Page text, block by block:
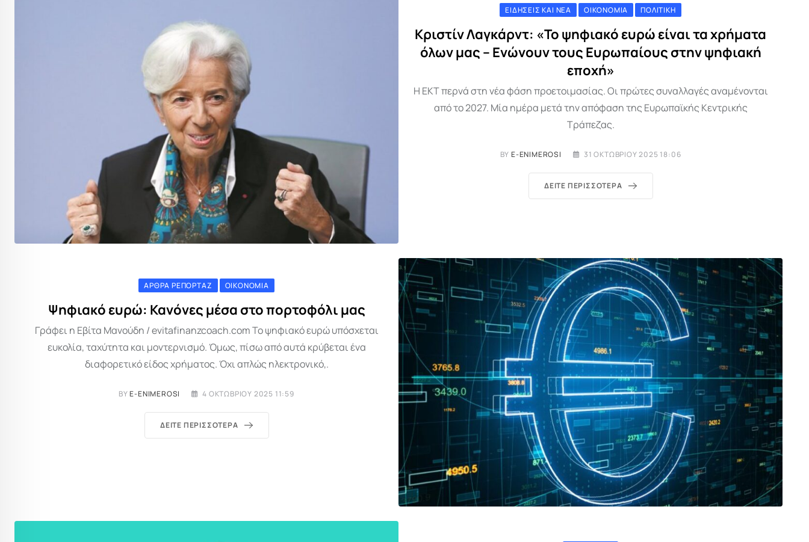
ΕΙΔΉΣΕΙΣ ΚΑΙ ΝΈΑ ΟΙΚΟΝΟΜΊΑ ΠΟΛΙΤΙΚΉ
Κριστίν Λαγκάρντ: «Το ψηφιακό ευρώ είναι τα χρήματα
όλων μας – Ενώνουν τους Ευρωπαίους στην ψηφιακή
εποχή»
Η ΕΚΤ περνά στη νέα φάση προετοιμασίας. Οι πρώτες συναλλαγές αναμένονται
από το 2027. Μία ημέρα μετά την απόφαση της Ευρωπαϊκής Κεντρικής
Τράπεζας.
BYE-ENIMEROSI 31 ΟΚΤΩΒΡΊΟΥ 2025 18:06
ΔΕΊΤΕ ΠΕΡΙΣΣΌΤΕΡΑ
ΆΡΘΡΑ ΡΕΠΟΡΤΆΖ ΟΙΚΟΝΟΜΊΑ
Ψηφιακό ευρώ: Κανόνες μέσα στο πορτοφόλι μας
Γράφει η Εβίτα Μανούδη / evitafinanzcoach.com Το ψηφιακό ευρώ υπόσχεται
ευκολία, ταχύτητα και μοντερνισμό. Όμως, πίσω από αυτά κρύβεται ένα
διαφορετικό είδος χρήματος. Όχι απλώς ηλεκτρονικό,.
BYE-ENIMEROSI 4 ΟΚΤΩΒΡΊΟΥ 2025 11:59
ΔΕΊΤΕ ΠΕΡΙΣΣΌΤΕΡΑ